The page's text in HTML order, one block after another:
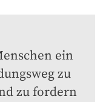
ein
zu
zu fordern